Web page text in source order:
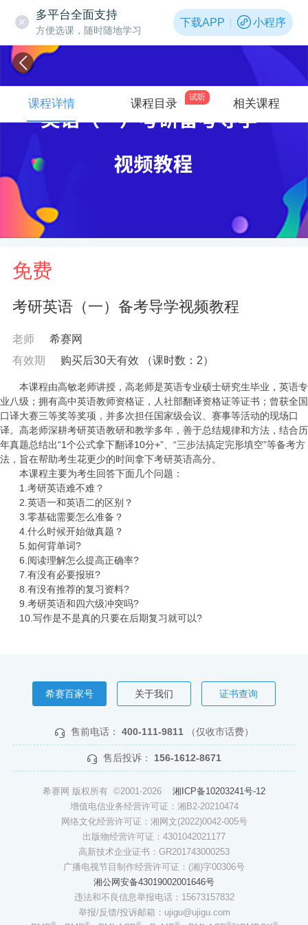
多平台全面支持
方便选课，随时随地学习
下载APP 小程序
免费
考研英语（一）备考导学视频教程
老师
希赛网
有效期
购买后30天有效 （课时数： 2）
课程详情 课程目录
试听
相关课程
本课程由高敏老师讲授，高老师是英语专业硕士研究生毕业，英语专
业八级；拥有高中英语教师资格证，人社部翻译资格证等证书；曾获全国
口译大赛三等奖等奖项，并多次担任国家级会议、赛事等活动的现场口
译。高老师深耕考研英语教研和教学多年，善于总结规律和方法，结合历
年真题总结出“1个公式拿下翻译10分+”、“三步法搞定完形填空”等备考方
法， 旨在帮助考生花更少的时间拿下考研英语高分。
本课程主要为考生回答下面几个问题：
1.考研英语难不难？
2.英语一和英语二的区别？
3.零基础需要怎么准备 ？
4.什么时候开始做真题？
5.如何背单词?
6.阅读理解怎么提高正确率?
7.有没有必要报班?
8.有没有推荐的复习资料?
9.考研英语和四六级冲突吗?
10.写作是不是真的只要在后期复习就可以?
希赛百家号 关于我们 证书查询
售前电话： 400-111-9811 （仅收市话费）
售后投诉： 156-1612-8671
希赛网 版权所有 ©2001-2026 湘ICP备10203241号-12
增值电信业务经营许可证：湘B2-20210474
网络文化经营许可证：湘网文(2022)0042-005号
出版物经营许可证：4301042021177
高新技术企业证书：GR201743000253
广播电视节目制作经营许可证：(湘)字00306号
湘公网安备43019002001646号
违法和不良信息举报电话：15673157832
举报/反馈/投诉邮箱：ujigu@ujigu.com